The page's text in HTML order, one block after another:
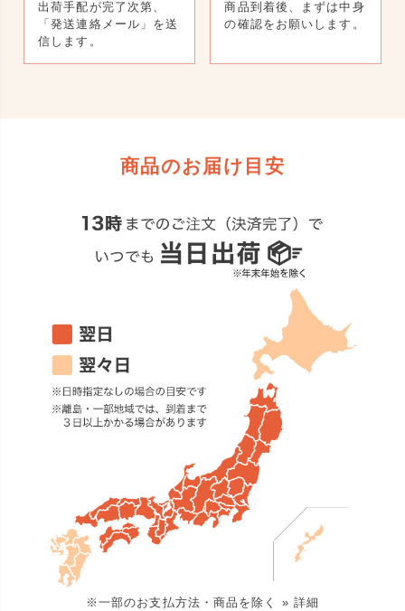
出荷手配が完了次第、
「発送連絡メール」を送
信します。
商品到着後、まずは中身
の確認をお願いします。
商品のお届け目安
※一部のお支払方法・商品を除く » 詳細